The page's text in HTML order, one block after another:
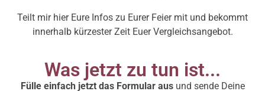
Teilt mir hier Eure Infos zu Eurer Feier mit und bekommt
innerhalb kürzester Zeit Euer Vergleichsangebot.
Was jetzt zu tun ist...
Fülle einfach jetzt das Formular ausund sende Deine